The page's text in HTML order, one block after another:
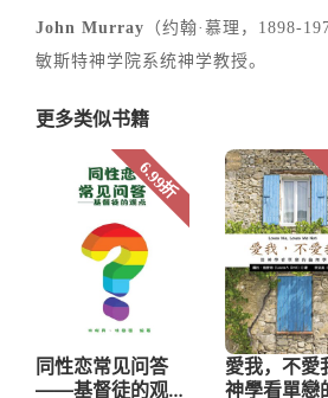
John Murray （约翰·慕理，1898-
敏斯特神学院系统神学教授。
更多类似书籍